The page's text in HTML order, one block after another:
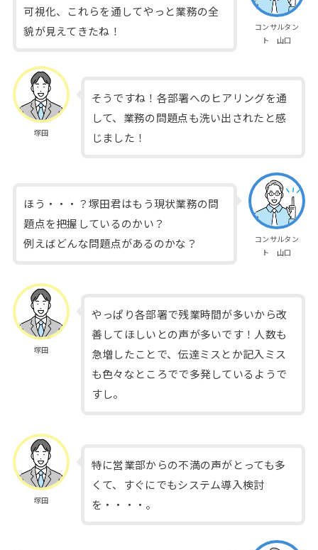
コンサルタン
ト 山口
可視化、これらを通してやっと業務の全
貌が見えてきたね！
塚田
そうですね！各部署へのヒアリングを通
して、業務の問題点も洗い出されたと感
じました！
コンサルタン
ト 山口
ほう・・・？塚田君はもう現状業務の問
題点を把握しているのかい？
例えばどんな問題点があるのかな？
塚田
やっぱり各部署で残業時間が多いから改
善してほしいとの声が多いです！人数も
急増したことで、伝達ミスとか記入ミス
も色々なところでで多発しているようで
すし。
塚田
特に営業部からの不満の声がとっても多
くて、すぐにでもシステム導入検討
を・・・・。